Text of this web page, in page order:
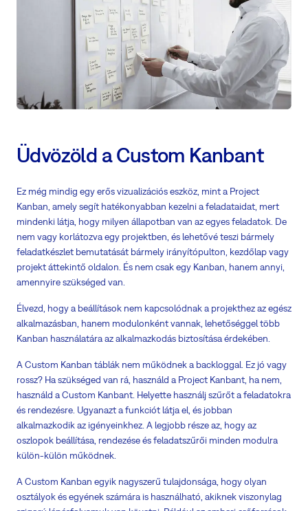
Üdvözöld a Custom Kanbant
Ez még mindig egy erős vizualizációs eszköz, mint a Project
Kanban, amely segít hatékonyabban kezelni a feladataidat, mert
mindenki látja, hogy milyen állapotban van az egyes feladatok. De
nem vagy korlátozva egy projektben, és lehetővé teszi bármely
feladatkészlet bemutatását bármely irányítópulton, kezdőlap vagy
projekt áttekintő oldalon. És nem csak egy Kanban, hanem annyi,
amennyire szükséged van.
Élvezd, hogy a beállítások nem kapcsolódnak a projekthez az egész
alkalmazásban, hanem modulonként vannak, lehetőséggel több
Kanban használatára az alkalmazkodás biztosítása érdekében.
A Custom Kanban táblák nem működnek a backloggal. Ez jó vagy
rossz? Ha szükséged van rá, használd a Project Kanbant, ha nem,
használd a Custom Kanbant. Helyette használj szűrőt a feladatokra
és rendezésre. Ugyanazt a funkciót látja el, és jobban
alkalmazkodik az igényeinkhez. A legjobb része az, hogy az
oszlopok beállítása, rendezése és feladatszűrői minden modulra
külön-külön működnek.
A Custom Kanban egyik nagyszerű tulajdonsága, hogy olyan
osztályok és egyének számára is használható, akiknek viszonylag